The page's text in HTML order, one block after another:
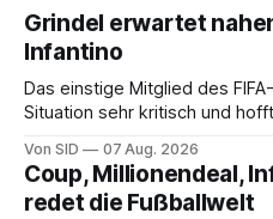
Grindel erwartet
Infantino
Das einstige Mitglied des
Situation sehr kritisch und
Von SID 07 Aug. 2026
Coup, Millionendeal,
redet die Fußballwelt